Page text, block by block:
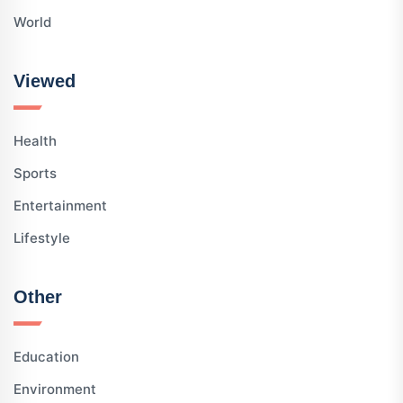
World
Viewed
Health
Sports
Entertainment
Lifestyle
Other
Education
Environment